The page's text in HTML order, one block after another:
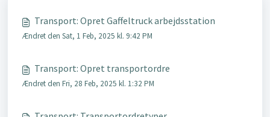
Transport: Opret Gaffeltruck arbejdsstation
Ændret den Sat, 1 Feb, 2025 kl. 9:42 PM
Transport: Opret transportordre
Ændret den Fri, 28 Feb, 2025 kl. 1:32 PM